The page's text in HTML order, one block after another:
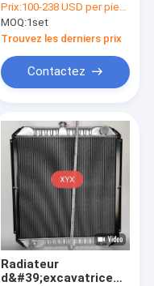
refroidissement
complet de qualité
commerciale
Prix:100-238 USD per piece
MOQ:1set
Trouvez les derniers prix
Contactez
Radiateur
d&#39;excavatrice